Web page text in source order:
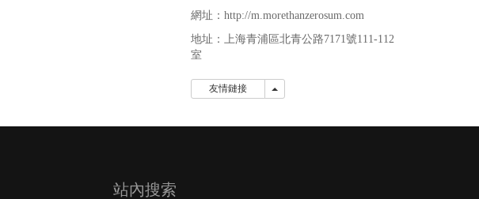
網址：http://m.morethanzerosum.com
地址： 上海青浦區北青公路7171號111-112
室
友情鏈接 友情鏈接
站內搜索